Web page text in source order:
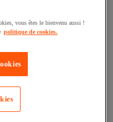
vous êtes le bienvenu aussi !
politique de cookies.